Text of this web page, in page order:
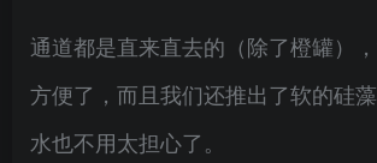
通道都是直来直去的（除了橙罐）
方便了，而且我们还推出了软的硅
水也不用太担心了。